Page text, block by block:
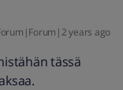
years ago
tässä